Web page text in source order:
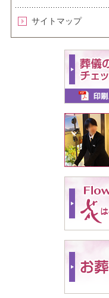
サイトマップ